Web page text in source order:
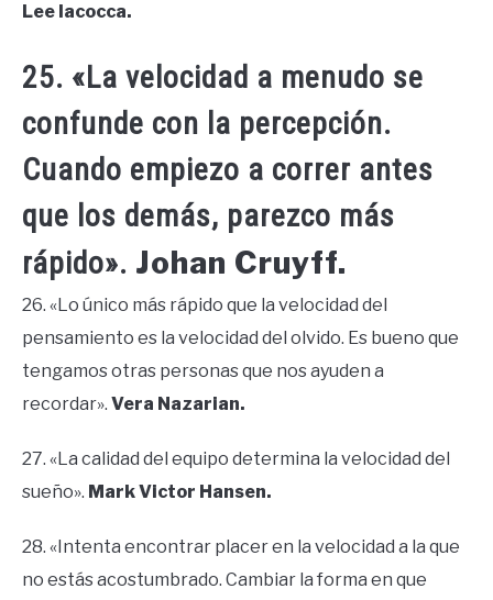
Lee Iacocca.
25. «La velocidad a menudo se
confunde con la percepción.
Cuando empiezo a correr antes
que los demás, parezco más
rápido». Johan Cruyff.
26. «Lo único más rápido que la velocidad del
pensamiento es la velocidad del olvido. Es bueno que
tengamos otras personas que nos ayuden a
recordar». Vera Nazarian.
27. «La calidad del equipo determina la velocidad del
sueño». Mark Victor Hansen.
28. «Intenta encontrar placer en la velocidad a la que
no estás acostumbrado. Cambiar la forma en que